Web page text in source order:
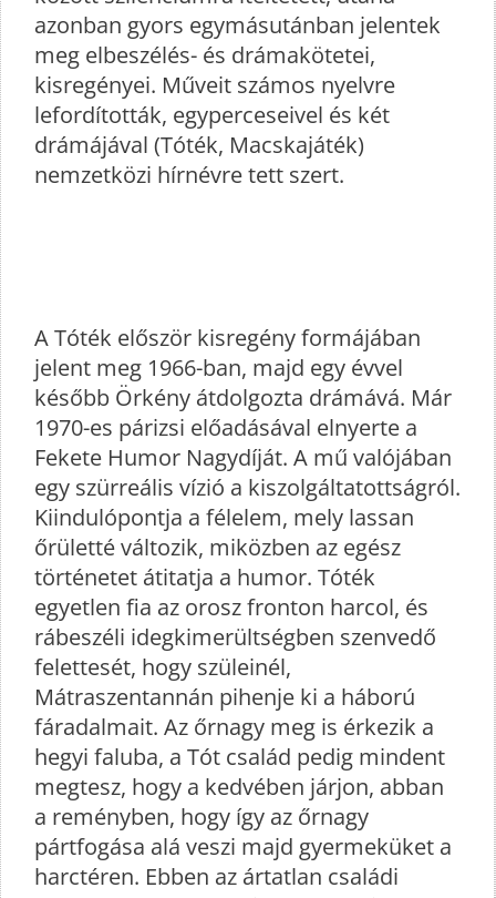
azonban gyors egymásutánban jelentek
meg elbeszélés- és drámakötetei,
kisregényei. Műveit számos nyelvre
lefordították, egyperceseivel és két
drámájával (Tóték, Macskajáték)
nemzetközi hírnévre tett szert.
A Tóték először kisregény formájában
jelent meg 1966-ban, majd egy évvel
később Örkény átdolgozta drámává. Már
1970-es párizsi előadásával elnyerte a
Fekete Humor Nagydíját. A mű valójában
egy szürreális vízió a kiszolgáltatottságról.
Kiindulópontja a félelem, mely lassan
őrületté változik, miközben az egész
történetet átitatja a humor. Tóték
egyetlen fia az orosz fronton harcol, és
rábeszéli idegkimerültségben szenvedő
felettesét, hogy szüleinél,
Mátraszentannán pihenje ki a háború
fáradalmait. Az őrnagy meg is érkezik a
hegyi faluba, a Tót család pedig mindent
megtesz, hogy a kedvében járjon, abban
a reményben, hogy így az őrnagy
pártfogása alá veszi majd gyermeküket a
harctéren. Ebben az ártatlan családi